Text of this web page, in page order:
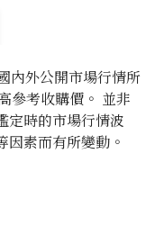
內外公開市場行情所
參考收購價。 並非
定時的市場行情波
因素而有所變動。